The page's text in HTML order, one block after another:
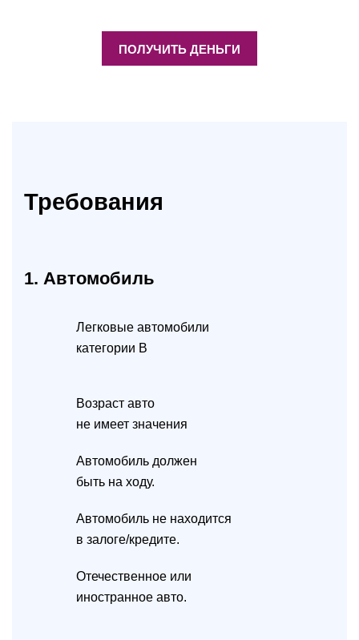
ПОЛУЧИТЬ ДЕНЬГИ
Требования
1. Автомобиль
Легковые автомобили
категории B
Возраст авто
не имеет значения
Автомобиль должен
быть на ходу.
Автомобиль не находится
в залоге/кредите.
Отечественное или
иностранное авто.